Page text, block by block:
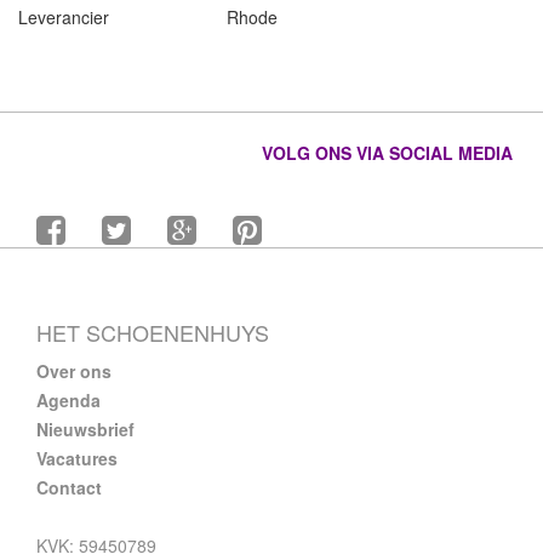
Leverancier
Rhode
VOLG ONS VIA SOCIAL MEDIA
HET SCHOENENHUYS
Over ons
Agenda
Nieuwsbrief
Vacatures
Contact
KVK: 59450789